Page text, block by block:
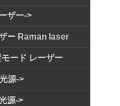
ザー->
ー Raman laser
ード レーザー
源->
源->